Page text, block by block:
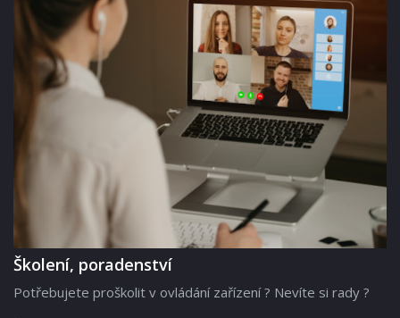
Školení, poradenství
Potřebujete proškolit v ovládání zařízení ? Nevíte si rady ?